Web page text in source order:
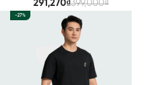
291,270₫399,000₫
-27%